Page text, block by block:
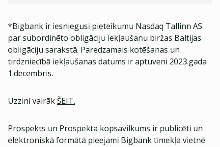
*Bigbank ir iesniegusi pieteikumu Nasdaq Tallinn AS
par subordinēto obligāciju iekļaušanu biržas Baltijas
obligāciju sarakstā. Paredzamais kotēšanas un
tirdzniecībā iekļaušanas datums ir aptuveni 2023.gada
1.decembris.
Uzzini vairākŠEIT.
Prospekts un Prospekta kopsavilkums ir publicēti un
elektroniskā formātā pieejami Bigbank tīmekļa vietnē